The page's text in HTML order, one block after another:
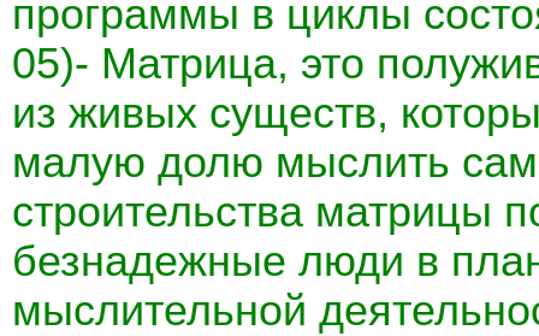
программы в циклы
05)- Матрица, это
из живых существ,
малую долю мыслить
строительства матрицы
безнадежные люди в
мыслительной